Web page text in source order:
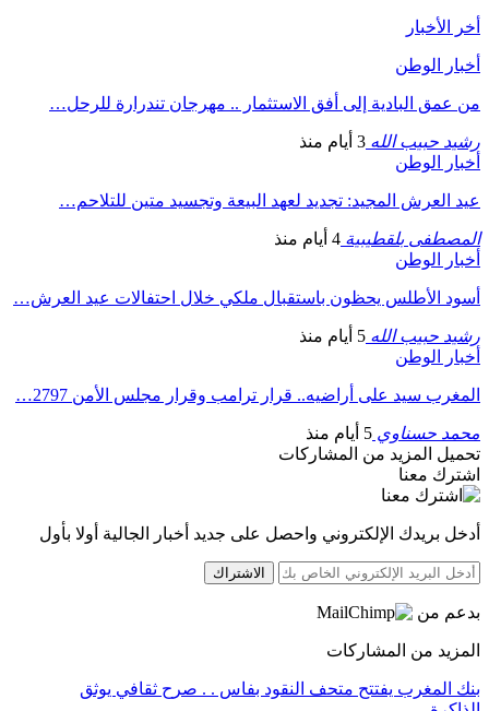
أخر الأخبار
أخبار الوطن
من عمق البادية إلى أفق الاستثمار .. مهرجان تندرارة للرحل…
رشيد حبيب الله 3 أيام منذ
أخبار الوطن
عيد العرش المجيد: تجديد لعهد البيعة وتجسيد متين للتلاحم…
المصطفى بلقطيبية 4 أيام منذ
أخبار الوطن
أسود الأطلس يحظون باستقبال ملكي خلال احتفالات عيد العرش…
رشيد حبيب الله 5 أيام منذ
أخبار الوطن
المغرب سيد على أراضيه.. قرار ترامب وقرار مجلس الأمن 2797…
محمد حسناوي 5 أيام منذ
تحميل المزيد من المشاركات
اشترك معنا
أدخل بريدك الإلكتروني واحصل على جديد أخبار الجالية أولا بأول
الاشتراك
بدعم من
المزيد من المشاركات
بنك المغرب يفتتح متحف النقود بفاس . . صرح ثقافي يوثق